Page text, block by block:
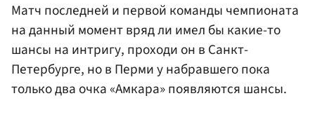
Матч последней и первой команды чемпионата
на данный момент вряд ли имел бы какие-то
шансы на интригу, проходи он в Санкт-
Петербурге, но в Перми у набравшего пока
только два очка «Амкара» появляются шансы.